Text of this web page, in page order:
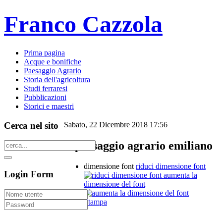
Franco Cazzola
Prima pagina
Acque e bonifiche
Paesaggio Agrario
Storia dell'agricoltura
Studi ferraresi
Pubblicazioni
Storici e maestri
Sabato, 22 Dicembre 2018 17:56
Il paesaggio agrario emiliano
dimensione font riduci dimensione font
aumenta la
dimensione del font
Stampa
Cerca nel sito
Login Form